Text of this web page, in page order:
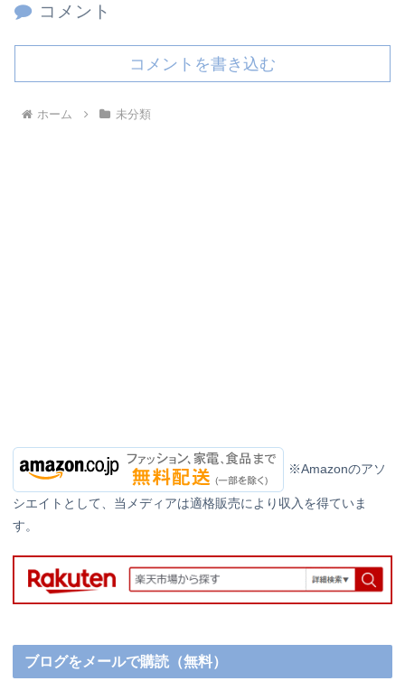
コメント
コメントを書き込む
ホーム 未分類
※Amazonのアソ
シエイトとして、当メディアは適格販売により収入を得ていま
す。
ブログをメールで購読（無料）